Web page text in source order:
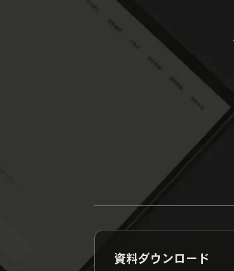
資料ダウンロード